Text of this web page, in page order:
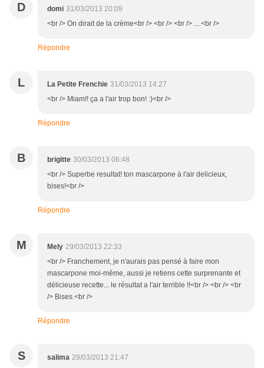
D domi 31/03/2013 20:09
<br /> On dirait de la crème<br /> <br /> <br /> ....<br />
Répondre
L La Petite Frenchie 31/03/2013 14:27
<br /> Miam!! ça a l'air trop bon! :)<br />
Répondre
B brigitte 30/03/2013 06:48
<br /> Superbe resultat! ton mascarpone à l'air delicieux,
bises!<br />
Répondre
M Mely 29/03/2013 22:33
<br /> Franchement, je n'aurais pas pensé à faire mon
mascarpone moi-même, aussi je retiens cette surprenante et
délicieuse recette... le résultat a l'air terrible !!<br /> <br /> <br
/> Bises.<br />
Répondre
S salima 29/03/2013 21:47